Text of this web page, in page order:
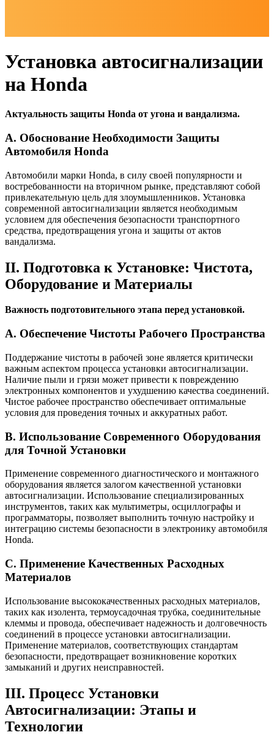
Установка автосигнализации
на Honda
Актуальность защиты Honda от угона и вандализма.
A. Обоснование Необходимости Защиты
Автомобиля Honda
Автомобили марки Honda, в силу своей популярности и
востребованности на вторичном рынке, представляют собой
привлекательную цель для злоумышленников. Установка
современной автосигнализации является необходимым
условием для обеспечения безопасности транспортного
средства, предотвращения угона и защиты от актов
вандализма.
II. Подготовка к Установке: Чистота,
Оборудование и Материалы
Важность подготовительного этапа перед установкой.
A. Обеспечение Чистоты Рабочего Пространства
Поддержание чистоты в рабочей зоне является критически
важным аспектом процесса установки автосигнализации.
Наличие пыли и грязи может привести к повреждению
электронных компонентов и ухудшению качества соединений.
Чистое рабочее пространство обеспечивает оптимальные
условия для проведения точных и аккуратных работ.
B. Использование Современного Оборудования
для Точной Установки
Применение современного диагностического и монтажного
оборудования является залогом качественной установки
автосигнализации. Использование специализированных
инструментов, таких как мультиметры, осциллографы и
программаторы, позволяет выполнить точную настройку и
интеграцию системы безопасности в электронику автомобиля
Honda.
C. Применение Качественных Расходных
Материалов
Использование высококачественных расходных материалов,
таких как изолента, термоусадочная трубка, соединительные
клеммы и провода, обеспечивает надежность и долговечность
соединений в процессе установки автосигнализации.
Применение материалов, соответствующих стандартам
безопасности, предотвращает возникновение коротких
замыканий и других неисправностей.
III. Процесс Установки
Автосигнализации: Этапы и
Технологии